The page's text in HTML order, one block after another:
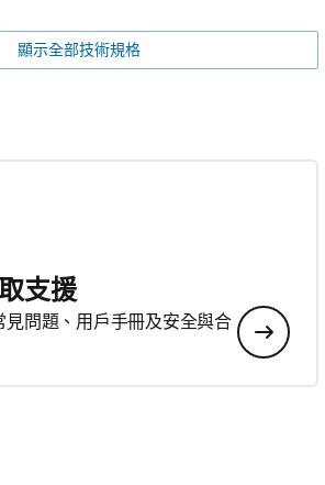
顯示全部技術規格
支援
見問題、用戶手冊及安全與合